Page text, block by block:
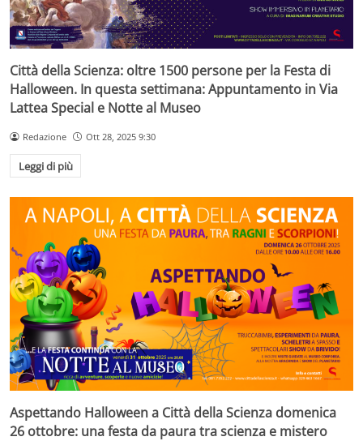
Città della Scienza: oltre 1500 persone per la Festa di
Halloween. In questa settimana: Appuntamento in Via
Lattea Special e Notte al Museo
Redazione Ott 28, 2025 9:30
Leggi di più
Aspettando Halloween a Città della Scienza domenica
26 ottobre: una festa da paura tra scienza e mistero